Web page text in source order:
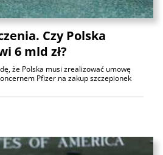
Czy Polska
6 mld zł?
że Polska musi zrealizować umowę
Pfizer na zakup szczepionek